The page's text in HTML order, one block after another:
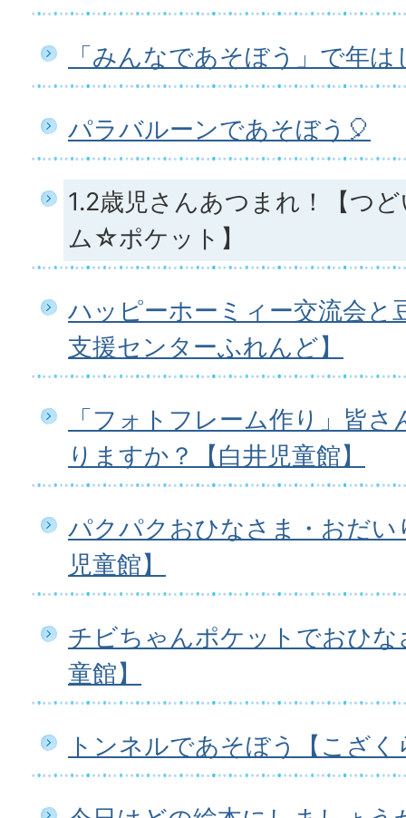
「みんなであそぼう」で年は
パラバルーンであそぼう🎈
1.2歳児さんあつまれ！【つ
ム☆ポケット】
ハッピーホーミィー交流会と
支援センターふれんど】
「フォトフレーム作り」皆
りますか？【白井児童館】
パクパクおひなさま・おだい
児童館】
チビちゃんポケットでおひな
童館】
トンネルであそぼう【こざ